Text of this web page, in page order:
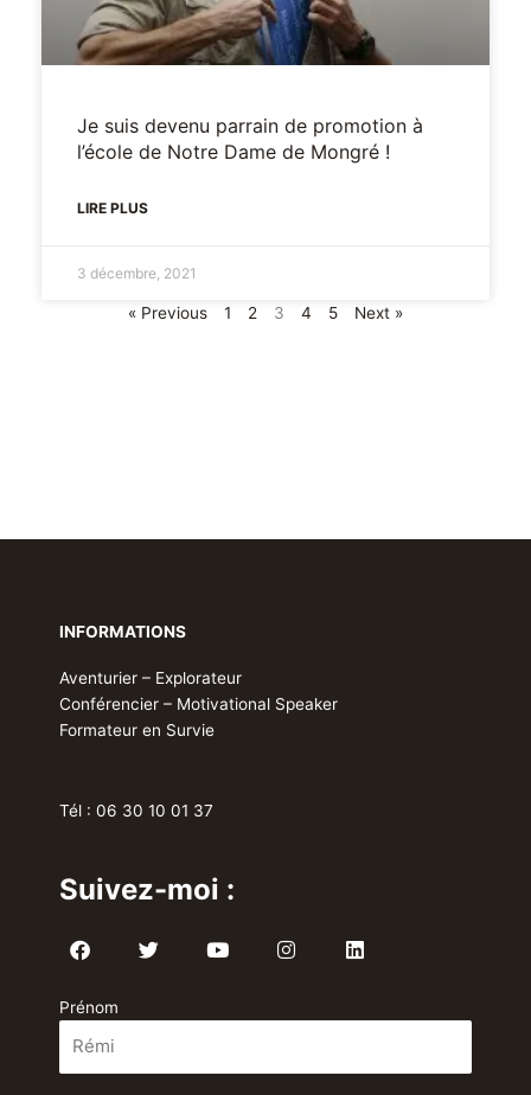
Je suis devenu parrain de promotion à
l’école de Notre Dame de Mongré !
LIRE PLUS
3 décembre, 2021
« Previous 1 2 3 4 5 Next »
INFORMATIONS
Aventurier – Explorateur
Conférencier – Motivational Speaker
Formateur en Survie
Tél : 06 30 10 01 37
Suivez-moi :
F
a
e
b
o
o
k
T
w
t
Y
o
u
I
n
a
a
L
i
e
n
Prénom